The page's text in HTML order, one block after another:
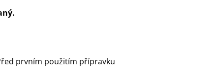
prvním použitím přípravku